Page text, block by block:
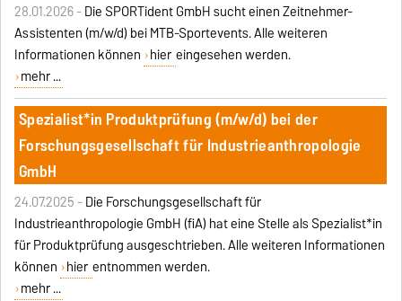
28.01.2026 -Die SPORTident GmbH sucht einen Zeitnehmer-
Assistenten (m/w/d) bei MTB-Sportevents. Alle weiteren
Informationen können hier eingesehen werden.
mehr ...
Spezialist*in Produktprüfung (m/w/d) bei der
Forschungsgesellschaft für Industrieanthropologie
GmbH
24.07.2025 -Die Forschungsgesellschaft für
Industrieanthropologie GmbH (fiA) hat eine Stelle als Spezialist*in
für Produktprüfung ausgeschtrieben. Alle weiteren Informationen
können hier entnommen werden.
mehr ...